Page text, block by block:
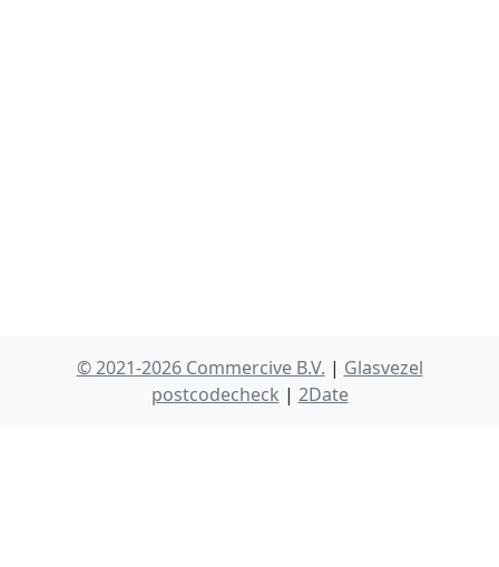
© 2021-2026 Commercive B.V. | Glasvezel
postcodecheck | 2Date